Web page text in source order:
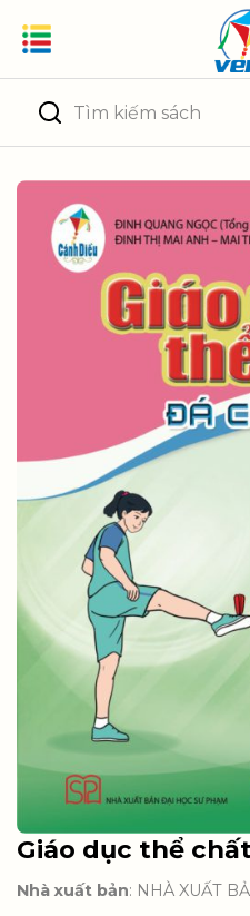
Tìm
kiếm:
Giáo dục thể
Nhà xuất bản: NHÀ XUẤT